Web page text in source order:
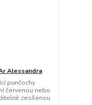
Alessandra
punčochy
červenou nebo
zesílenou